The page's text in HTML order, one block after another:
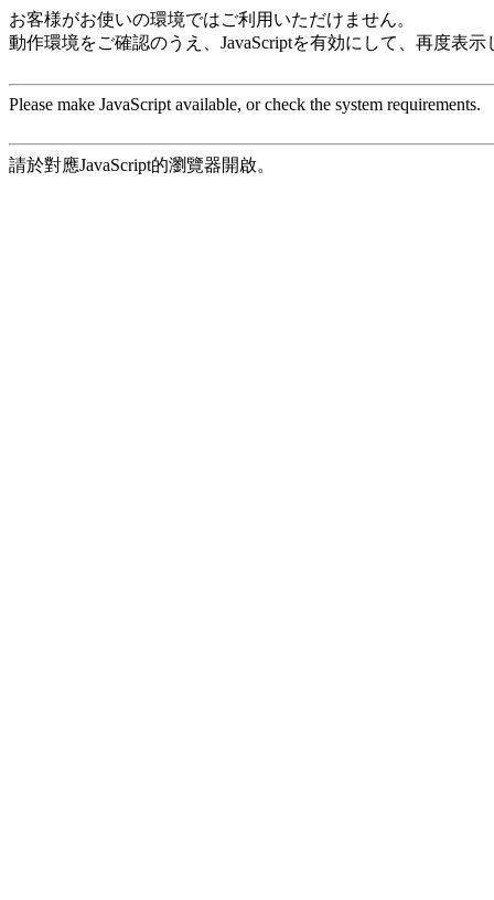
お客様がお使いの環境ではご利用いただけません。
動作環境をご確認のうえ、JavaScriptを有効にして、再度表
Please make JavaScript available, or check the system requirements.
請於對應JavaScript的瀏覽器開啟。